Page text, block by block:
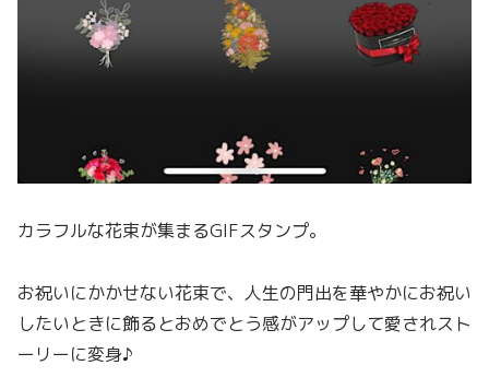
カラフルな花束が集まるGIFスタンプ。
お祝いにかかせない花束で、人生の門出を華やかにお祝い
したいときに飾るとおめでとう感がアップして愛されスト
ーリーに変身♪